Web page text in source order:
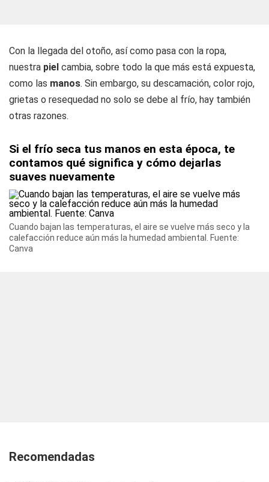
Con la llegada del otoño, así como pasa con la ropa,
nuestra piel cambia, sobre todo la que más está expuesta,
como las manos. Sin embargo, su descamación, color rojo,
grietas o resequedad no solo se debe al frío, hay también
otras razones.
Si el frío seca tus manos en esta época, te
contamos qué significa y cómo dejarlas
suaves nuevamente
Cuando bajan las temperaturas, el aire se vuelve más seco y la
calefacción reduce aún más la humedad ambiental. Fuente:
Canva
Recomendadas